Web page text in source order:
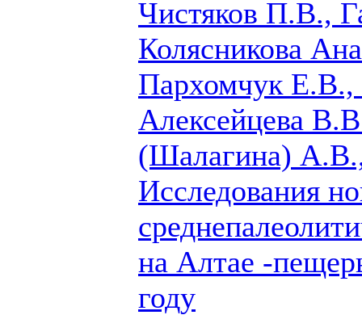
Чистяков П.В.,
Колясникова
Пархомчук
Алексейцева
(Шалагина)
Исследования
на Алтае -
году